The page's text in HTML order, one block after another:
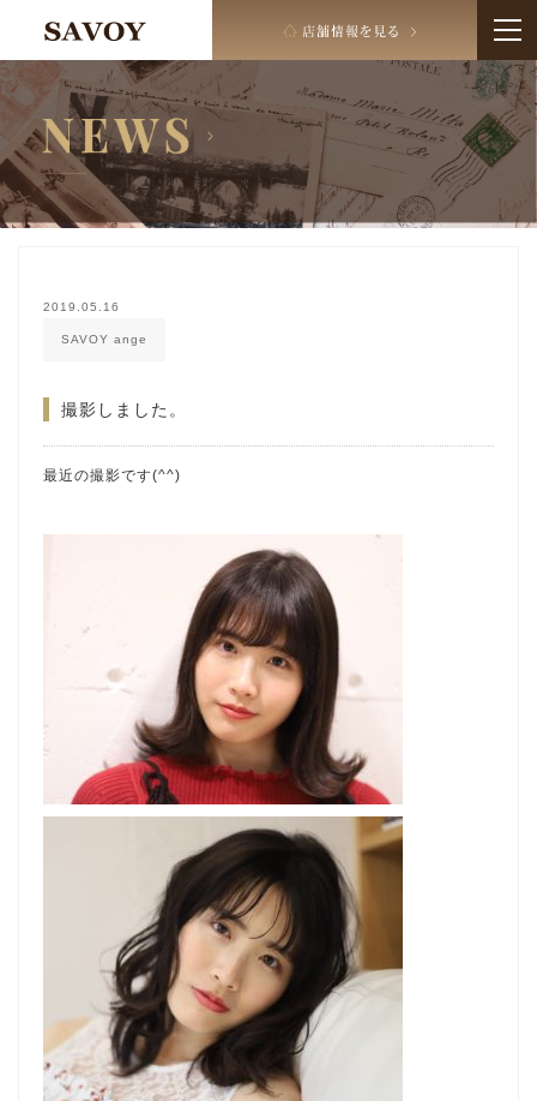
2019.05.16
SAVOY ange
撮影しました。
最近の撮影です(^^)